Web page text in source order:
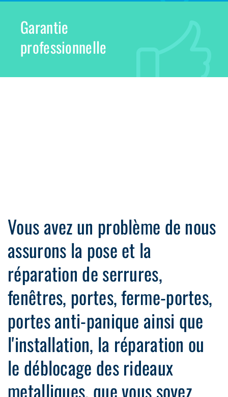
Garantie
professionnelle
Vous avez un problème de nous
assurons la pose et la
réparation de serrures,
fenêtres, portes, ferme-portes,
portes anti-panique ainsi que
l'installation, la réparation ou
le déblocage des rideaux
metalliques. que vous soyez